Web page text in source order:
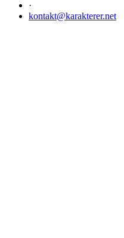
·
kontakt@karakterer.net